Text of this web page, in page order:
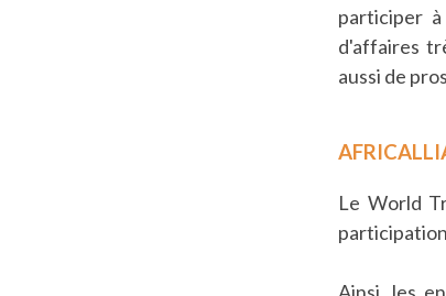
participer
d'affaires
aussi de
Le World